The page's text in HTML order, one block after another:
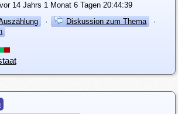
vor 14 Jahrs 1 Monat 6 Tagen 20:44:39
· Diskussion zum Thema
·